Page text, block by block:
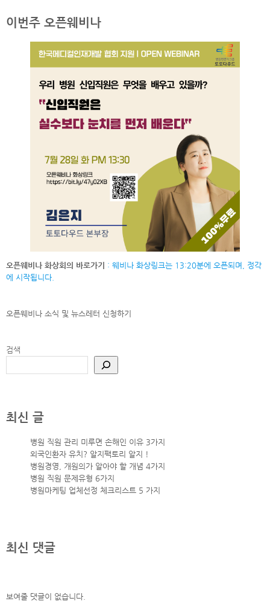
이번주 오픈웨비나
오픈웨비나 화상회의 바로가기 : 웨비나 화상링크는 13:20분에 오픈되며, 정각
에 시작됩니다.
오픈웨비나 소식 및 뉴스레터 신청하기
검색
최신 글
병원 직원 관리 미루면 손해인 이유 3가지
외국인환자 유치? 알지팩토리 알지 !
병원경영, 개원의가 알아야 할 개념 4가지
병원 직원 문제유형 6가지
병원마케팅 업체선정 체크리스트 5 가지
최신 댓글
보여줄 댓글이 없습니다.